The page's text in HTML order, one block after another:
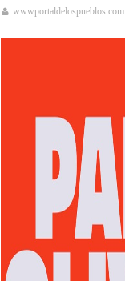
wwwportaldelospueblos.com